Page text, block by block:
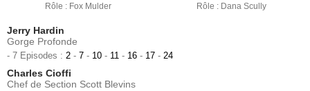
Rôle : Fox Mulder Rôle : Dana Scully
Jerry Hardin
Gorge Profonde
- 7 Episodes : 2 - 7 - 10 - 11 - 16 - 17 - 24
Charles Cioffi
Chef de Section Scott Blevins